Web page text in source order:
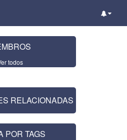
todos
RELACIONADAS
POR TAGS